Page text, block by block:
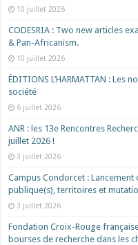
10 juillet 2026
CODESRIA : Two new articles
& Pan-Africanism.
10 juillet 2026
ÉDITIONS L’HARMATTAN :
société
6 juillet 2026
ANR : les 13e Rencontres
juillet 2026 !
3 juillet 2026
Campus Condorcet : Lancement
publique(s), territoires et
3 juillet 2026
Fondation Croix-Rouge
bourses de recherche dans les